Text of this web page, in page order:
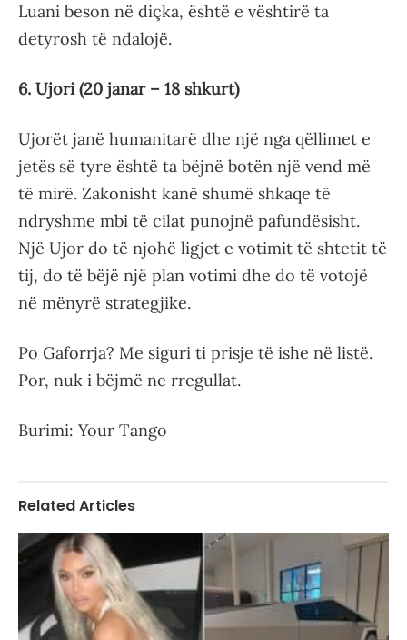
Luani beson në diçka, është e vështirë ta
detyrosh të ndalojë.
6. Ujori (20 janar – 18 shkurt)
Ujorët janë humanitarë dhe një nga qëllimet e
jetës së tyre është ta bëjnë botën një vend më
të mirë. Zakonisht kanë shumë shkaqe të
ndryshme mbi të cilat punojnë pafundësisht.
Një Ujor do të njohë ligjet e votimit të shtetit të
tij, do të bëjë një plan votimi dhe do të votojë
në mënyrë strategjike.
Po Gaforrja? Me siguri ti prisje të ishe në listë.
Por, nuk i bëjmë ne rregullat.
Burimi: Your Tango
Related Articles